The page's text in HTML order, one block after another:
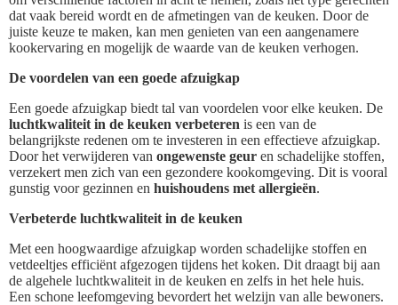
dat vaak bereid wordt en de afmetingen van de keuken. Door de
juiste keuze te maken, kan men genieten van een aangenamere
kookervaring en mogelijk de waarde van de keuken verhogen.
De voordelen van een goede afzuigkap
Een goede afzuigkap biedt tal van voordelen voor elke keuken. De
luchtkwaliteit in de keuken verbeteren is een van de
belangrijkste redenen om te investeren in een effectieve afzuigkap.
Door het verwijderen van ongewenste geur en schadelijke stoffen,
verzekert men zich van een gezondere kookomgeving. Dit is vooral
gunstig voor gezinnen en huishoudens met allergieën.
Verbeterde luchtkwaliteit in de keuken
Met een hoogwaardige afzuigkap worden schadelijke stoffen en
vetdeeltjes efficiënt afgezogen tijdens het koken. Dit draagt bij aan
de algehele luchtkwaliteit in de keuken en zelfs in het hele huis.
Een schone leefomgeving bevordert het welzijn van alle bewoners.